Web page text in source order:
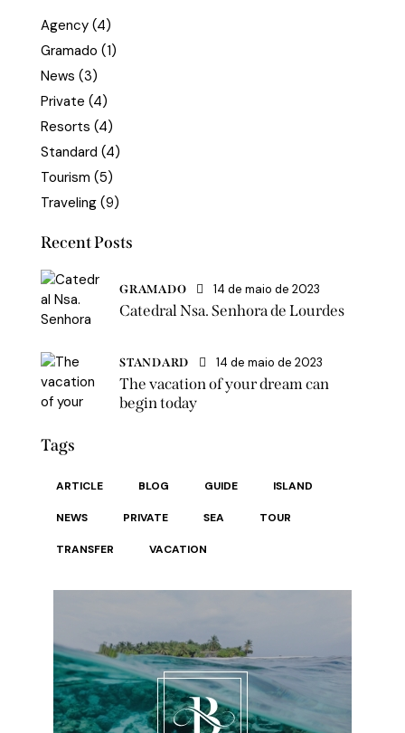
Agency (4)
Gramado (1)
News (3)
Private (4)
Resorts (4)
Standard (4)
Tourism (5)
Traveling (9)
Recent Posts
GRAMADO 14 de maio de 2023
Catedral Nsa. Senhora de Lourdes
STANDARD 14 de maio de 2023
The vacation of your dream can
begin today
Tags
ARTICLE BLOG GUIDE ISLAND
NEWS PRIVATE SEA TOUR
TRANSFER VACATION